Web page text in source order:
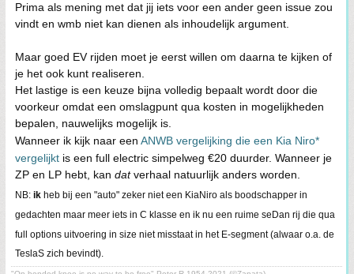
Prima als mening met dat jij iets voor een ander geen issue zou
vindt en wmb niet kan dienen als inhoudelijk argument.
Maar goed EV rijden moet je eerst willen om daarna te kijken of
je het ook kunt realiseren.
Het lastige is een keuze bijna volledig bepaalt wordt door die
voorkeur omdat een omslagpunt qua kosten in mogelijkheden
bepalen, nauwelijks mogelijk is.
Wanneer ik kijk naar een ANWB vergelijking die een Kia Niro*
vergelijkt is een full electric simpelweg €20 duurder. Wanneer je
ZP en LP hebt, kan datverhaal natuurlijk anders worden.
NB: ik heb bij een "auto" zeker niet een KiaNiro als boodschapper in
gedachten maar meer iets in C klasse en ik nu een ruime seDan rij die qua
full options uitvoering in size niet misstaat in het E-segment (alwaar o.a. de
TeslaS zich bevindt).